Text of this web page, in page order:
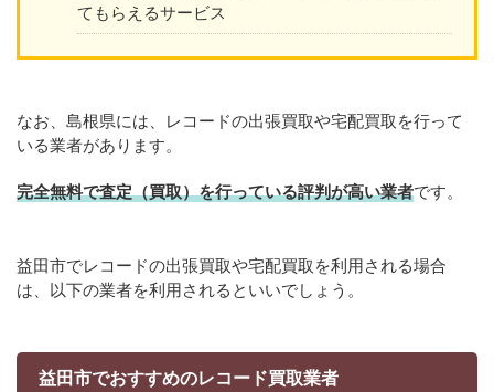
てもらえるサービス
なお、島根県には、レコードの出張買取や宅配買取を行って
いる業者があります。
完全無料で査定（買取）を行っている評判が高い業者です。
益田市でレコードの出張買取や宅配買取を利用される場合
は、以下の業者を利用されるといいでしょう。
益田市でおすすめのレコード買取業者